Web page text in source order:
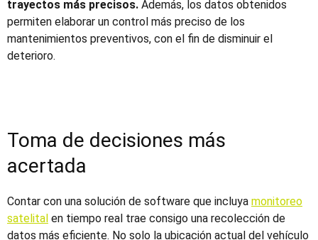
trayectos más precisos. Además, los datos obtenidos
permiten elaborar un control más preciso de los
mantenimientos preventivos, con el fin de disminuir el
deterioro.
Toma de decisiones más
acertada
Contar con una solución de software que incluya monitoreo
satelital en tiempo real trae consigo una recolección de
datos más eficiente. No solo la ubicación actual del vehículo